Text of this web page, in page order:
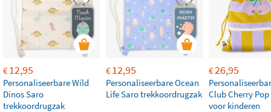
€12,95
Personaliseerbare Wild
Dinos Saro
trekkoordrugzak
€12,95
Personaliseerbare Ocean
Life Saro trekkoordrugzak
€26,95
Club Cherry
voor kinderen